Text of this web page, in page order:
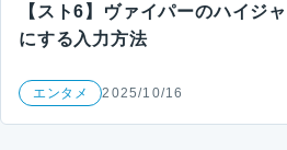
【スト6】ヴァイパーのハイジ
にする入力方法
エンタメ 2025/10/16